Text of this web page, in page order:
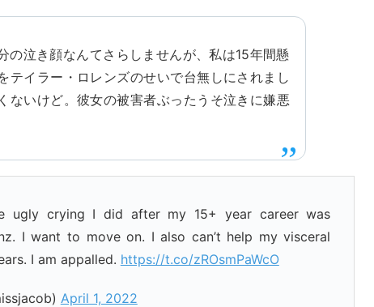
の泣き顔なんてさらしませんが、私は15年間懸
テイラー・ロレンズのせいで台無しにされまし
ないけど。彼女の被害者ぶったうそ泣きに嫌悪
ugly crying I did after my 15+ year career was
I want to move on. I also can’t help my visceral
I am appalled. https://t.co/zROsmPaWcO
April 1, 2022